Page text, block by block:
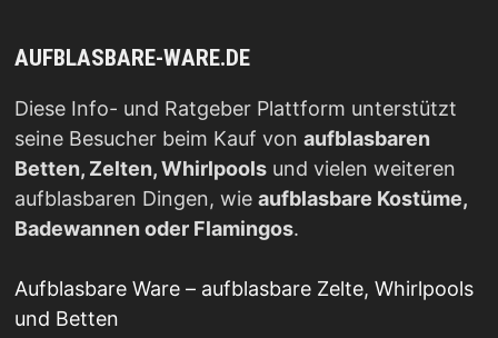
AUFBLASBARE-WARE.DE
Diese Info- und Ratgeber Plattform unterstützt
seine Besucher beim Kauf von aufblasbaren
Betten, Zelten, Whirlpoolsund vielen weiteren
aufblasbaren Dingen, wie aufblasbare Kostüme,
Badewannen oder Flamingos.
Aufblasbare Ware – aufblasbare Zelte, Whirlpools
und Betten